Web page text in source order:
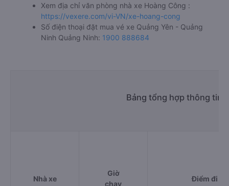
Xem địa chỉ văn phòng nhà xe Hoàng Công :
https://vexere.com/vi-VN/xe-hoang-cong
Số điện thoại đặt mua vé xe Quảng Yên - Quảng
Ninh Quảng Ninh: 1900 888684
Bảng tổng hợp thông tin
Nhà xe
Giờ
chạy
Điểm đi